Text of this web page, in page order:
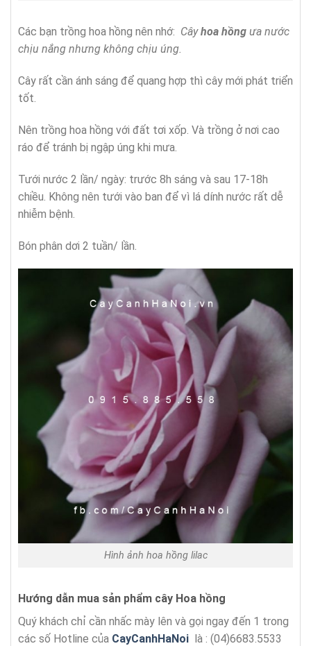
Các bạn trồng hoa hồng nên nhớ: Cây hoa hồng ưa nước
chịu nắng nhưng không chịu úng.
Cây rất cần ánh sáng để quang hợp thì cây mới phát triển
tốt.
Nên trồng hoa hồng với đất tơi xốp. Và trồng ở nơi cao
ráo để tránh bị ngập úng khi mưa.
Tưới nước 2 lần/ ngày: trước 8h sáng và sau 17-18h
chiều. Không nên tưới vào ban để vì lá dính nước rất dễ
nhiễm bệnh.
Bón phân dơi 2 tuần/ lần.
Hình ảnh hoa hồng lilac
Hướng dẫn mua sản phẩm cây Hoa hồng
Quý khách chỉ cần nhấc mày lên và gọi ngay đến 1 trong
các số Hotline của CayCanhHaNoi là : (04)6683.5533